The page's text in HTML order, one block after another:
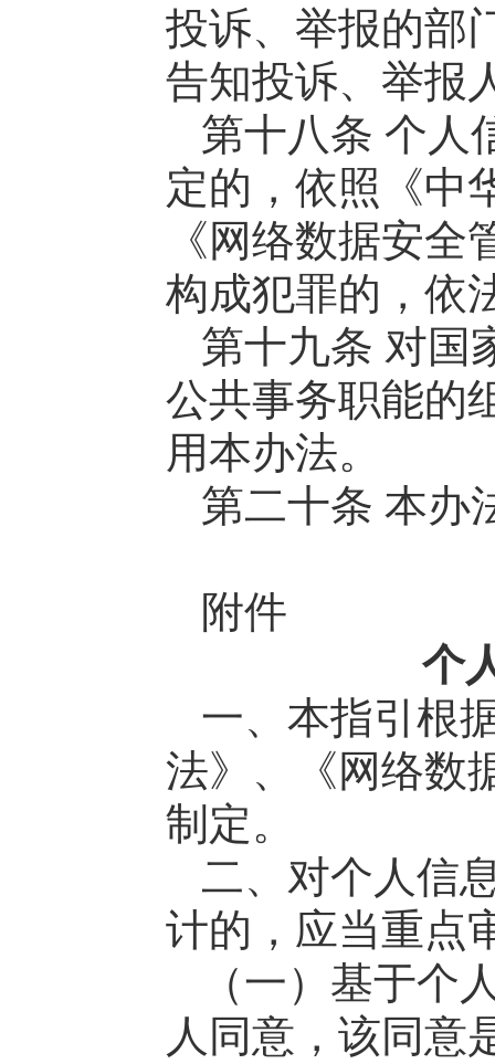
投诉、举报的部
告知投诉、举报
第十八条 个人
定的，依照《中
《网络数据安
构成犯罪的，依
第十九条 对国
公共事务职能的
用本办法。
第二十条 本办
附件
个
一、本指引根
法》、《网络数
制定。
二、对个人信
计的，应当重点
（一）基于个
人同意，该同意